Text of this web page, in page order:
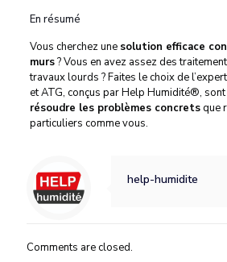
En résumé
Vous cherchez une solution efficace
murs? Vous en avez assez des
travaux lourds ? Faites le choix de
et ATG, conçus par Help Humidité®,
résoudre les problèmes concretsque
particuliers comme vous.
help-humidite
Comments are closed.